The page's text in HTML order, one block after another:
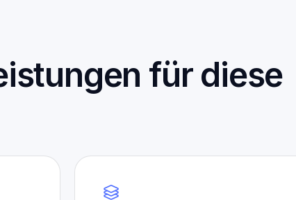
für diese